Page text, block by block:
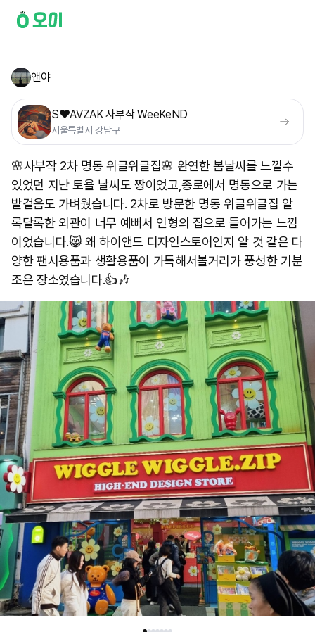
앤야
S❤️AVZAK 사부작 WeeKeND
서울특별시 강남구
🌸사부작 2차 명동 위글위글집🌸 완연한 봄날씨를 느낄수
있었던 지난 토욜 날씨도 짱이었고,종로에서 명동으로 가는
발걸음도 가벼웠습니다. 2차로 방문한 명동 위글위글집 알
록달록한 외관이 너무 예뻐서 인형의 집으로 들어가는 느낌
이었습니다.😸 왜 하이앤드 디자인스토어인지 알 것 같은 다
양한 팬시용품과 생활용품이 가득해서 ​볼거리가 풍성한 기분
조은 장소였습니다.👍🎶